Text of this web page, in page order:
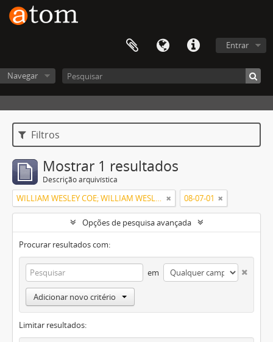
Entrar
Navegar
Filtros
Mostrar 1 resultados
Descrição arquivística
WILLIAM WESLEY COE; WILLIAM WESLEY COE JUNIOR 08-07-01
Opções de pesquisa avançada
Procurar resultados com:
em
Adicionar novo critério
Limitar resultados: